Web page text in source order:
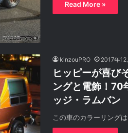
Read More »
kinzouPRO 2017年12
ヒッピーが喜び
ングと電飾！70
ッジ・ラムバン
この車のカラーリング